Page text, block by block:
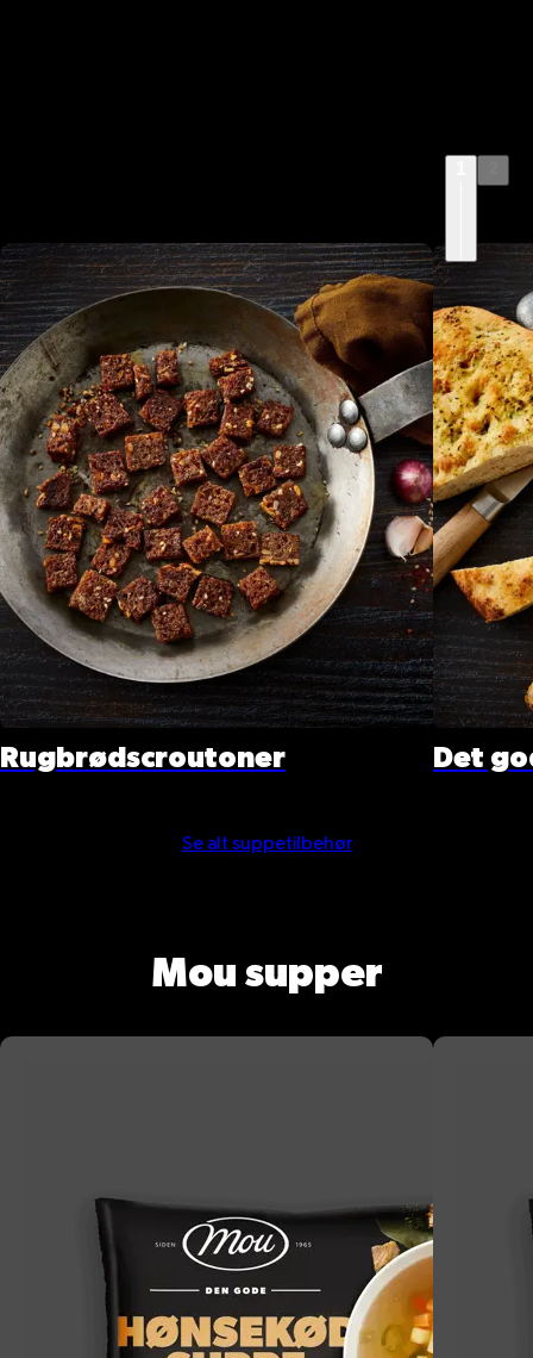
tilbehør
Prøv vores opskrifter på topping og brød, der kan
laves, mens suppen hygger sig i gryden
Rugbrødscroutoner Det
Se alt suppetilbehør
Mou supper